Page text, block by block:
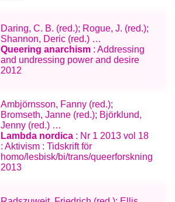
Daring, C. B. (red.); Rogue, J. (red.);
Shannon, Deric (red.) …
Queering anarchism : Addressing
and undressing power and desire
2012
Ambjörnsson, Fanny (red.);
Bromseth, Janne (red.); Björklund,
Jenny (red.) …
Lambda nordica : Nr 1 2013 vol 18
: Aktivism : Tidskrift för
homo/lesbisk/bi/trans/queerforskning
2013